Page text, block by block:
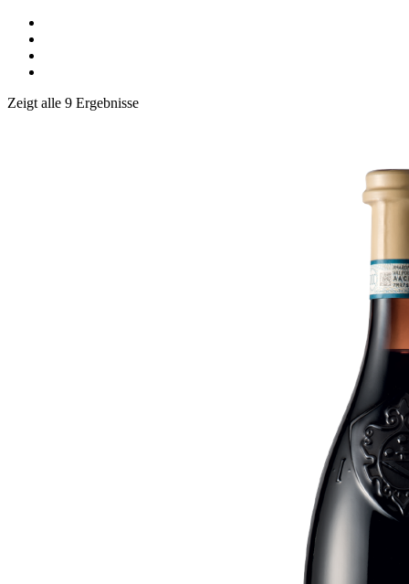
Zeigt alle 9 Ergebnisse